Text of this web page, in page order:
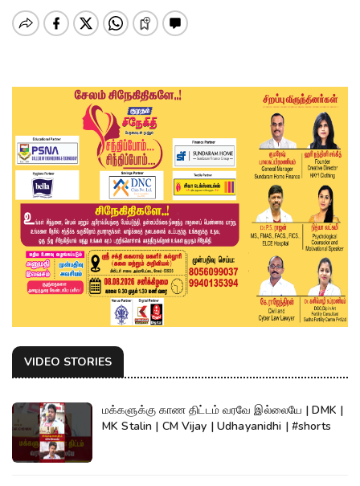
VIDEO STORIES
மக்களுக்கு காண திட்டம் வரவே இல்லையே | DMK |
MK Stalin | CM Vijay | Udhayanidhi | #shorts